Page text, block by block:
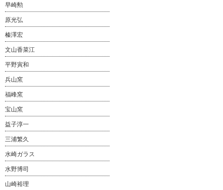
早崎勲
原光弘
榛澤宏
文山香菜江
平野寅和
兵山窯
福峰窯
宝山窯
益子淳一
三浦繁久
水崎ガラス
水野博司
山崎裕理